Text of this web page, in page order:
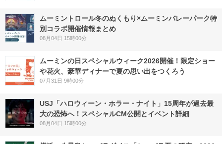
ムーミントロール冬のぬくもり×ムーミンバレーパーク特
別コラボ開催情報まとめ
08月04日 15時00分
ムーミンの日スペシャルウィーク2026開催！限定ショー
や花火、豪華ディナーで夏の思い出をつくろう
07月31日 9時00分
USJ「ハロウィーン・ホラー・ナイト」15周年が過去最
大の恐怖へ！スペシャルCM公開とイベント詳細
08月04日 15時00分